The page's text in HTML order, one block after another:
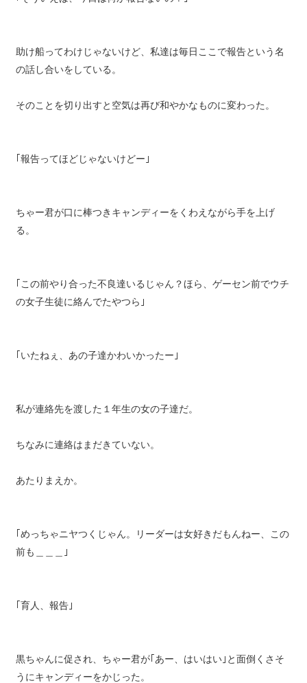
助け船ってわけじゃないけど、私達は毎日ここで報告という名
の話し合いをしている。
そのことを切り出すと空気は再び和やかなものに変わった。
｢報告ってほどじゃないけどー｣
ちゃー君が口に棒つきキャンディーをくわえながら手を上げ
る。
｢この前やり合った不良達いるじゃん？ほら、ゲーセン前でウチ
の女子生徒に絡んでたやつら｣
｢いたねぇ、あの子達かわいかったー｣
私が連絡先を渡した１年生の女の子達だ。
ちなみに連絡はまだきていない。
あたりまえか。
｢めっちゃニヤつくじゃん。リーダーは女好きだもんねー、この
前も＿＿＿｣
｢育人、報告｣
黒ちゃんに促され、ちゃー君が｢あー、はいはい｣と面倒くさそ
うにキャンディーをかじった。